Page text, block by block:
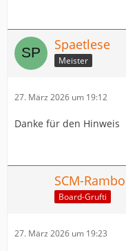
Spaetlese
Meister
27. März 2026 um 19:12
Danke für den Hinweis
SCM-Rambo
Board-Grufti
27. März 2026 um 19:23